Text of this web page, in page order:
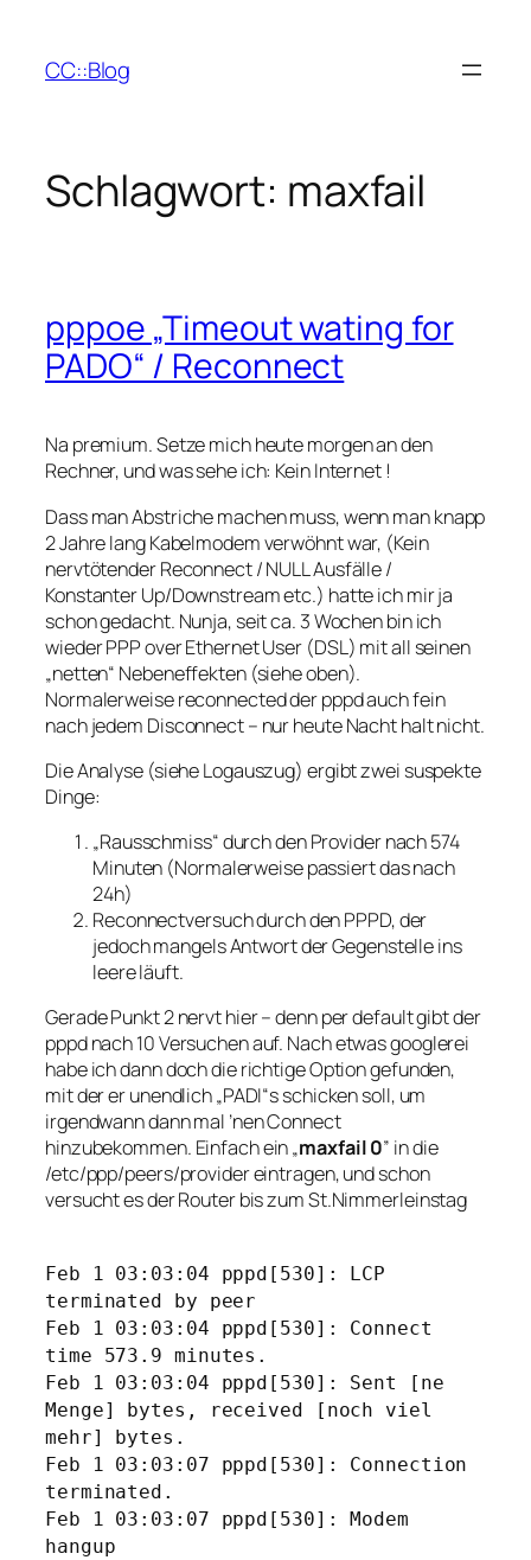
springen
CC::Blog
Schlagwort: maxfail
pppoe „Timeout wating for
PADO“ / Reconnect
Na premium. Setze mich heute morgen an den
Rechner, und was sehe ich: Kein Internet !
Dass man Abstriche machen muss, wenn man knapp
2 Jahre lang Kabelmodem verwöhnt war, (Kein
nervtötender Reconnect / NULL Ausfälle /
Konstanter Up/Downstream etc.) hatte ich mir ja
schon gedacht. Nunja, seit ca. 3 Wochen bin ich
wieder PPP over Ethernet User (DSL) mit all seinen
„netten“ Nebeneffekten (siehe oben).
Normalerweise reconnected der pppd auch fein
nach jedem Disconnect – nur heute Nacht halt nicht.
Die Analyse (siehe Logauszug) ergibt zwei suspekte
Dinge:
„Rausschmiss“ durch den Provider nach 574
Minuten (Normalerweise passiert das nach
24h)
Reconnectversuch durch den PPPD, der
jedoch mangels Antwort der Gegenstelle ins
leere läuft.
Gerade Punkt 2 nervt hier – denn per default gibt der
pppd nach 10 Versuchen auf. Nach etwas googlerei
habe ich dann doch die richtige Option gefunden,
mit der er unendlich „PADI“s schicken soll, um
irgendwann dann mal ’nen Connect
hinzubekommen. Einfach ein „maxfail 0” in die
/etc/ppp/peers/provider eintragen, und schon
versucht es der Router bis zum St.Nimmerleinstag
Feb 1 03:03:04 pppd[530]: LCP
terminated by peer
Feb 1 03:03:04 pppd[530]: Connect
time 573.9 minutes.
Feb 1 03:03:04 pppd[530]: Sent [ne
Menge] bytes, received
[noch viel
mehr]
bytes.
Feb 1 03:03:07 pppd[530]: Connection
terminated.
Feb 1 03:03:07 pppd[530]: Modem
hangup